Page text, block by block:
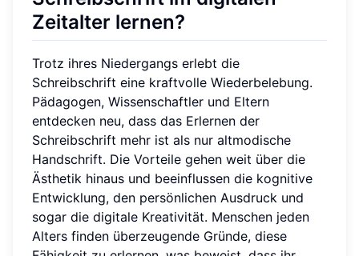
Zeitalter lernen?
Trotz ihres Niedergangs erlebt die
Schreibschrift eine kraftvolle Wiederbelebung.
Pädagogen, Wissenschaftler und Eltern
entdecken neu, dass das Erlernen der
Schreibschrift mehr ist als nur altmodische
Handschrift. Die Vorteile gehen weit über die
Ästhetik hinaus und beeinflussen die kognitive
Entwicklung, den persönlichen Ausdruck und
sogar die digitale Kreativität. Menschen jeden
Alters finden überzeugende Gründe, diese